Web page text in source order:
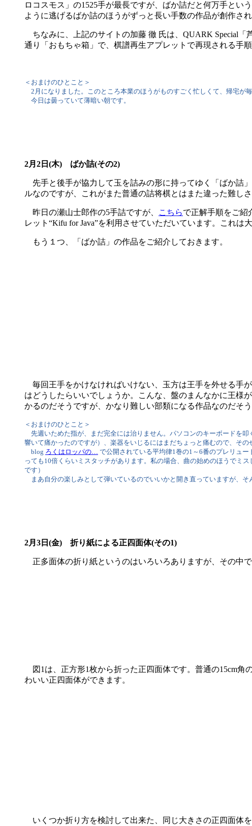
ロコスモス」の1525手が最長ですが、ばか詰だと何万手と
ように逃げるばか詰のほうがずっと長い手数の作品が創作さ
ちなみに、上記のサイトの加藤 徹 氏は、QUARK Special「
通り「おもちゃ箱」で、棋譜再生アプレットで再現される手
＜おまけのひとこと＞
2月になりました。このところ本業のほうがものすごく忙しくて、帰宅が
今日は曇っていて薄暗い朝です。
2月2日(木) ばか詰(その2)
先手と後手が協力して玉を詰みの形に持ってゆく「ばか詰
ルなのですが、これがまた普通の詰将棋とはまた違った難しさ
昨日の瀬山士郎作の5手詰ですが、 こちらで正解手順をご紹
レット“Kifu for Java”を利用させていただいています。これ
もう１つ、「ばか詰」の作品をご紹介しておきます。
毎回王手をかけなければいけない、玉方は王手を外せる手
はどうしたらいいでしょうか。こんな、盤のまんなかに王様
かるのだそうですが、かなり難しい部類になる作品なのだそ
＜おまけのひとこと＞
先週いためた指が、まだ完全には治りません。パソコンのキーボードを
響いて痛かったのですが）、楽器をいじるにはまだちょっと痛むので、その
blog ろくはロッパの… で公開されている平均律1巻の1～6番のプレリュ
っても10倍くらいミスタッチがあります。私の場合、曲の始めのほうでミ
です）
まあ自分の楽しみとして弾いているのでいいかと開き直っていますが、
2月3日(金) 折り紙による正四面体(その1)
正多面体の折り紙というのはいろいろありますが、その中
図1は、正方形1枚から折った正四面体です。普通の15cm角
わいい正四面体ができます。
いくつか折り方を検討して出来た、同じ大きさの正四面体